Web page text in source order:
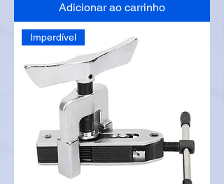
Adicionar ao carrinho
Imperdível